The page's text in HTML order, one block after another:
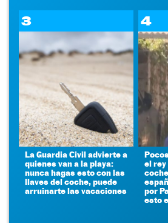
3
La Guardia Civil advierte a
quienes van a la playa:
nunca hagas esto con las
llaves del coche, puede
arruinarte las vacaciones
4
el rey
por
esto